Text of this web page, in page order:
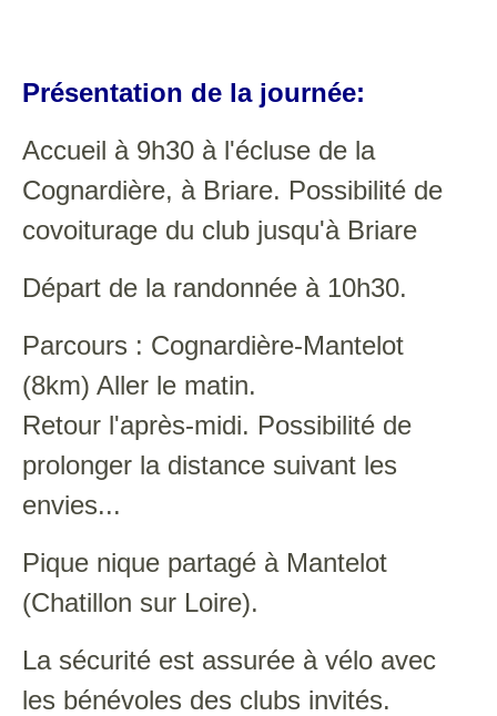
Présentation de la journée:
Accueil à 9h30 à l'écluse de la
Cognardière, à Briare. Possibilité de
covoiturage du club jusqu'à Briare
Départ de la randonnée à 10h30.
Parcours : Cognardière-Mantelot
(8km) Aller le matin.
Retour l'après-midi. Possibilité de
prolonger la distance suivant les
envies...
Pique nique partagé à Mantelot
(Chatillon sur Loire).
La sécurité est assurée à vélo avec
les bénévoles des clubs invités.